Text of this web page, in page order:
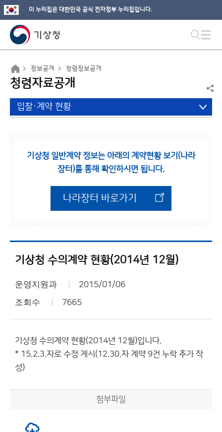
이 누리집은 대한민국 공식 전자정부 누리집입니다.
정보공개 청렴정보공개
청렴자료공개
입찰·계약 현황
기상청 일반계약 정보는 아래의 계약현황 보기(나라
장터)를 통해 확인하시면 됩니다.
나라장터 바로가기
기상청 수의계약 현황(2014년 12월)
운영지원과 2015/01/06
조회수 7665
기상청 수의계약 현황(2014년 12월)입니다.
* 15.2.3.자로 수정 게시(12.30.자 계약 9건 누락 추가 작
성)
첨부파일